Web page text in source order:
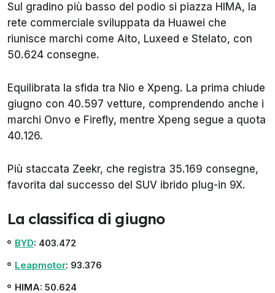
Sul gradino più basso del podio si piazza HIMA, la
rete commerciale sviluppata da Huawei che
riunisce marchi come Aito, Luxeed e Stelato, con
50.624 consegne.
Equilibrata la sfida tra Nio e Xpeng. La prima chiude
giugno con 40.597 vetture, comprendendo anche i
marchi Onvo e Firefly, mentre Xpeng segue a quota
40.126.
Più staccata Zeekr, che registra 35.169 consegne,
favorita dal successo del SUV ibrido plug-in 9X.
La classifica di giugno
BYD: 403.472
Leapmotor: 93.376
HIMA: 50.624